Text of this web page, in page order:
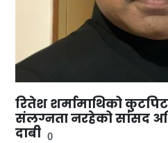
रितेश शर्मामाथिको
संलग्नता नरहेको सांसद
दाबी 0